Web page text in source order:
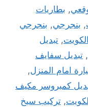
, بطاريات
, بنجرجي, بنجرجي
, تبديل
, تبديل سفايف
امام المنزل,
كمبروسر مكيف
, تركيب سيخ